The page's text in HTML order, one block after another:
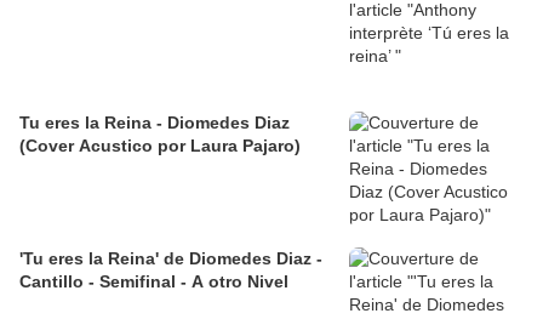
Tu eres la Reina - Diomedes Diaz
(Cover Acustico por Laura Pajaro)
'Tu eres la Reina' de Diomedes Diaz -
Cantillo - Semifinal - A otro Nivel